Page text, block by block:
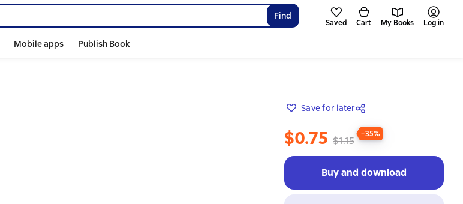
Find
Saved Cart My Books Log in
Mobile apps Publish Book
Save for later
$0.75 $1.15
−35%
Buy and download